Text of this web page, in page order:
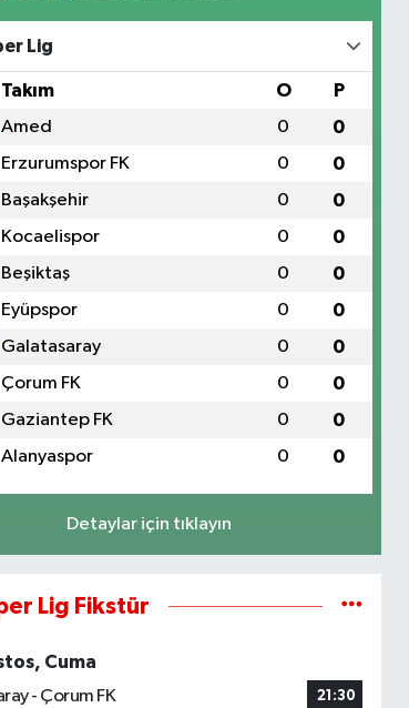
Lig
Takım O P
Amed 0 0
Erzurumspor FK 0 0
Başakşehir 0 0
Kocaelispor 0 0
Beşiktaş 0 0
Eyüpspor 0 0
Galatasaray 0 0
Çorum FK 0 0
Gaziantep FK 0 0
Alanyaspor 0 0
Detaylar için tıklayın
Lig Fikstür
Cuma
- Çorum FK
21:30